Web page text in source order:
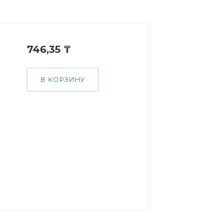
746,35 ₸
В КОРЗИНУ